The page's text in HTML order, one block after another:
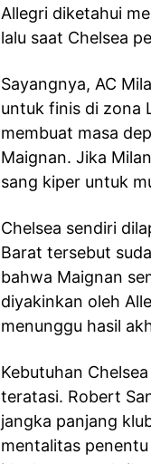
Allegri diketahui
lalu saat Chelsea
Sayangnya, AC
untuk finis di zona
membuat masa
Maignan. Jika
sang kiper untuk
Chelsea sendiri
Barat tersebut
bahwa Maignan
diyakinkan oleh
menunggu hasil
Kebutuhan
teratasi. Robert
jangka panjang
mentalitas